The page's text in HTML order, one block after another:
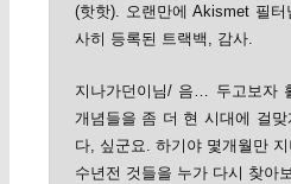
(핫핫). 오랜만에 Akismet 필
사히 등록된 트랙백, 감사.
지나가던이님/ 음… 두고보자
개념들을 좀 더 현 시대에 걸
다, 싶군요. 하기야 몇개월만
수년전 것들을 누가 다시 찾아